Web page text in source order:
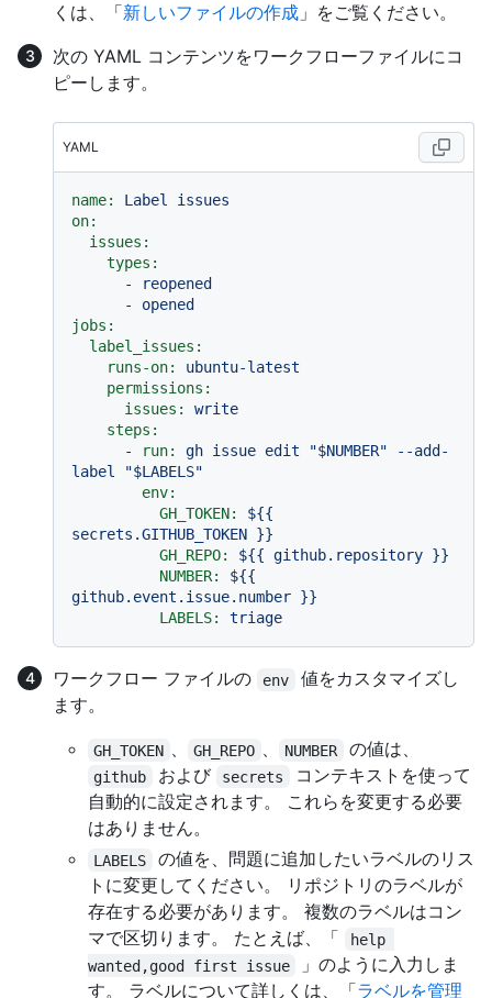
くは、「新しいファイルの作成 」をご覧ください。
次の YAML コンテンツをワークフローファイルにコ
ピーします。
YAML
name: Label
issues
on:
issues:
types:
-
reopened
-
opened
jobs:
label_issues:
runs-on:
ubuntu-latest
permissions:
issues:
write
steps:
-
run: gh issue edit "$NUMBER"
--add-
label
"$LABELS"
env:
GH_TOKEN:
${{
secrets.GITHUB_TOKEN }}
GH_REPO:
${{ github.repository }}
NUMBER:
${{
github.event.issue.number }}
LABELS:
triage
ワークフロー ファイルの env
値をカスタマイズし
ます。
GH_TOKEN 、 GH_REPO 、 NUMBER の値は、
github および secrets
コンテキストを使って
自動的に設定されます。 これらを変更する必要
はありません。
LABELS
の値を、問題に追加したいラベルのリス
トに変更してください。 リポジトリのラベルが
存在する必要があります。 複数のラベルはコン
マで区切ります。 たとえば、「
help
wanted,good first issue
」のように入力しま
す。 ラベルについて詳しくは、「ラベルを管理